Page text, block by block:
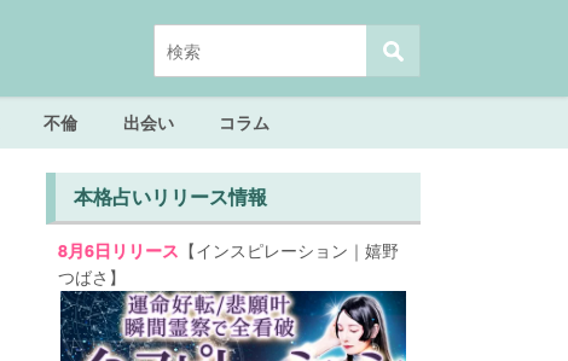
不倫 出会い コラム
本格占いリリース情報
8月6日リリース 【インスピレーション｜嬉野
つばさ】